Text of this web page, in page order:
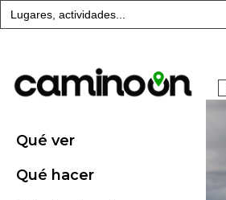
Buscar:
Qué ver
Qué hacer